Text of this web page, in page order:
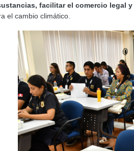
facilitar el comercio legal
el cambio climático.